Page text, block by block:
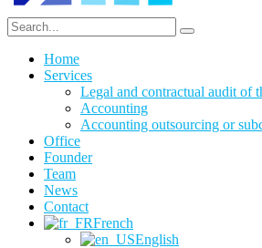
Home
Services
Legal and contractual audit of
Accounting
Accounting outsourcing or
Office
Founder
Team
News
Contact
French
English